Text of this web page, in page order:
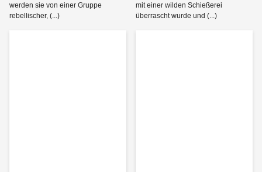
werden sie von einer Gruppe
rebellischer, (...)
mit einer wilden Schießerei
überrascht wurde und (...)